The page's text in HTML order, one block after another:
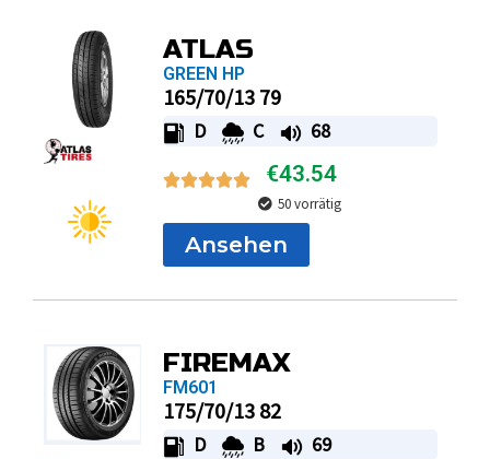
ATLAS
GREEN HP
165/70/13 79
D C 68
€43.54
50 vorrätig
Ansehen
FIREMAX
FM601
175/70/13 82
D B 69